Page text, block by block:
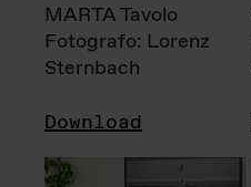
MARTA Tavolo
Fotografo: Lorenz
Sternbach
Download